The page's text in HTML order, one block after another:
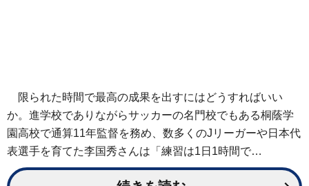
限られた時間で最高の成果を出すにはどうすればいい
か。進学校でありながらサッカーの名門校でもある桐蔭学
園高校で通算11年監督を務め、数多くのJリーガーや日本代
表選手を育てた李国秀さんは「練習は1日1時間で…